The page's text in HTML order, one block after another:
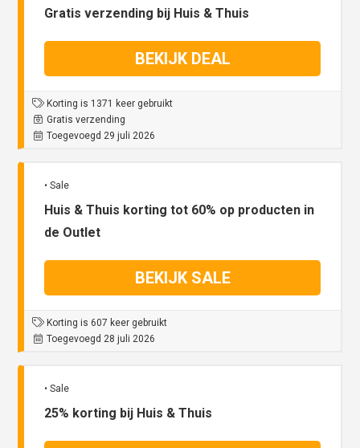
Gratis verzending bij Huis & Thuis
BEKIJK DEAL
Korting is 1371 keer gebruikt
Gratis verzending
Toegevoegd 29 juli 2026
• Sale
Huis & Thuis korting tot 60% op producten in
de Outlet
BEKIJK SALE
Korting is 607 keer gebruikt
Toegevoegd 28 juli 2026
• Sale
25% korting bij Huis & Thuis